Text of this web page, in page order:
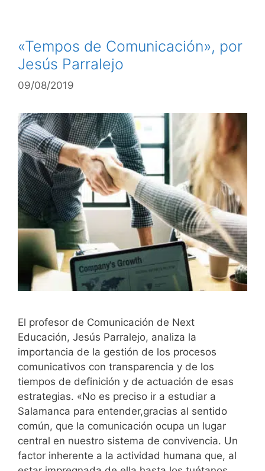
«Tempos de Comunicación», por
Jesús Parralejo
09/08/2019
El profesor de Comunicación de Next
Educación, Jesús Parralejo, analiza la
importancia de la gestión de los procesos
comunicativos con transparencia y de los
tiempos de definición y de actuación de esas
estrategias. «No es preciso ir a estudiar a
Salamanca para entender,gracias al sentido
común, que la comunicación ocupa un lugar
central en nuestro sistema de convivencia. Un
factor inherente a la actividad humana que, al